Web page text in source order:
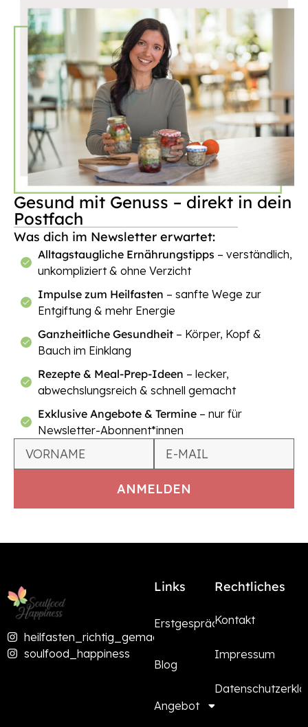
Gesund mit Genuss – direkt in dein
Postfach
Was dich im Newsletter erwartet:
Alltagstaugliche Ernährungstipps – verständlich,
unkompliziert & ohne Verzicht
Impulse zum Heilfasten – sanfte Wege zur
Entgiftung & mehr Energie
Ganzheitliche Gesundheit – Körper, Kopf &
Bauch im Einklang
Rezepte & Meal-Prep-Ideen – lecker,
abwechslungsreich & schnell gemacht
Exklusive Angebote & Termine – nur für
Newsletter-Abonnent*innen
heilfasten_richtig_gemacht
soulfood_happiness
Links
Erstgespräch
Blog
Angebot
Rechtliches
Kontakt
Impressum